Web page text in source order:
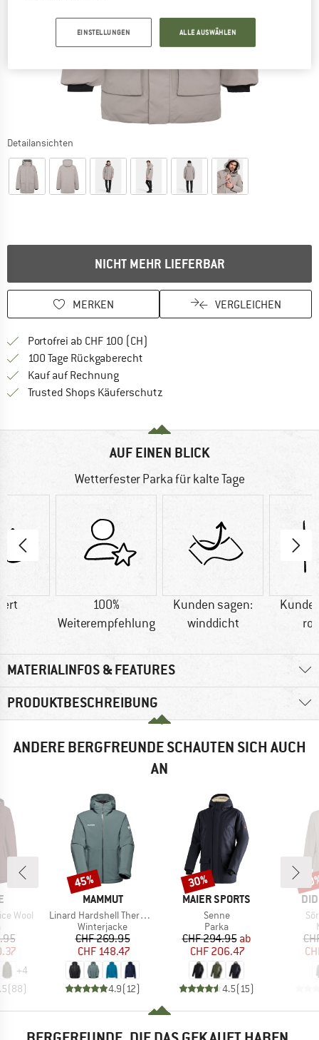
Detailansichten
NICHT MEHR LIEFERBAR
MERKEN VERGLEICHEN
Portofrei ab CHF 100 (CH)
100 Tage Rückgaberecht
Kauf auf RechnungFinde die Zahlungs-Infos hier! Öffnet
Trusted Shops Käuferschutz
AUF EINEN BLICK
Wetterfester Parka für kalte Tage
100%
Weiterempfehlung
Kunden sagen:
winddicht
MATERIALINFOS & FEATURES
PRODUKTBESCHREIBUNG
ANDERE BERGFREUNDE SCHAUTEN SICH AUCH
AN
Wool
Preis
+4
(88)
MARKE
MAMMUT
Artikel
Linard Hardshell Thermo Hooded Jacket
Produktgruppe
Winterjacke
Preis
CHF 269.95reduzierter Preis
CHF 148.47
4.9(12)
Rabatt
45%
MARKE
MAIER SPORTS
Artikel
Senne
Produktgruppe
Parka
Preis
CHF 294.95reduzierter Preis
ab
CHF 206.47
4.5(15)
Rabatt
30%
EINSTELLUNGEN ALLE AUSWÄHLEN